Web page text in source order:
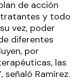
de acción
tratantes y todo
vez, poder
diferentes
por
las
Ramírez.